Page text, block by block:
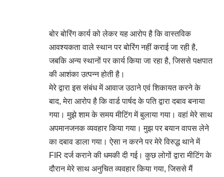
बोर बोरिंग कार्य को लेकर यह आरोप है कि वास्तविक
आवश्यकता वाले स्थान पर बोरिंग नहीं कराई जा रही है,
जबकि अन्य स्थानों पर कार्य किया जा रहा है, जिससे पक्षपात
की आशंका उत्पन्न होती है।
मेरे द्वारा इस संबंध में आवाज उठाने एवं शिकायत करने के
बाद, मेरा आरोप है कि वार्ड पार्षद के पति द्वारा दबाव बनाया
गया। मुझे शाम के समय मीटिंग में बुलाया गया। वहां मेरे साथ
अपमानजनक व्यवहार किया गया। मुझ पर बयान वापस लेने
का दबाव डाला गया। ऐसा न करने पर मेरे विरुद्ध थाने में
FIR दर्ज कराने की धमकी दी गई। कुछ लोगों ‌द्वारा मीटिंग के
दौरान मेरे साथ अनुचित व्यवहार किया गया, जिससे मैं